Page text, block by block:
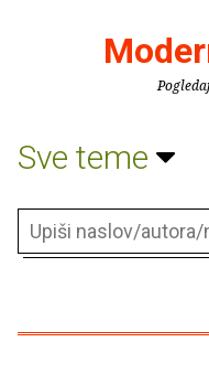
Sve teme